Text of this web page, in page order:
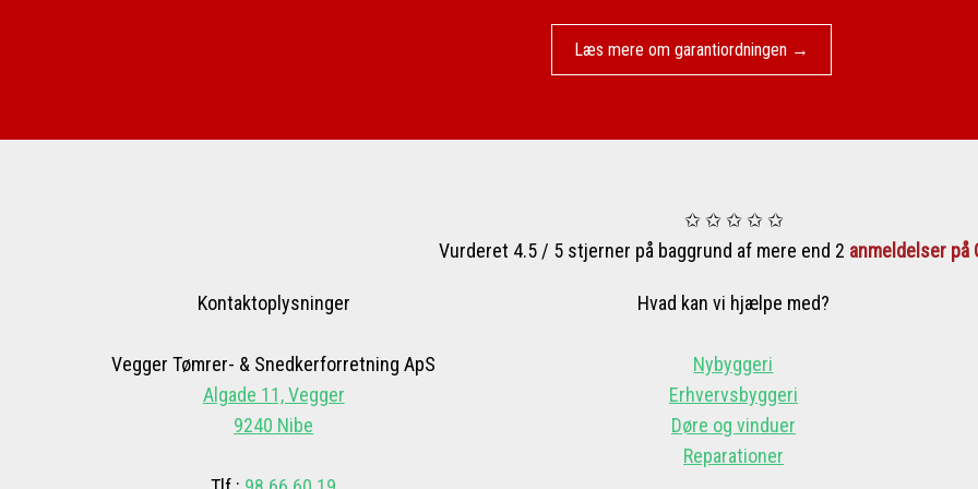
Læs mere om garantiordningen →​
✩ ✩ ✩ ✩ ✩
​Vurderet 4.5 / 5 stjerner på baggrund af mere end 2 anmeldelser på
​Kontaktoplysninger
Vegger Tømrer- & Snedkerforretning ApS
Algade 11, Vegger
9240 Nibe​
Hvad kan vi hjælpe med?​
Nybyggeri
Erhvervsbyggeri
Døre og vinduer
Reparationer